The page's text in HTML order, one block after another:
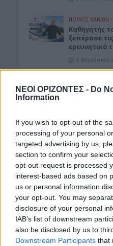
ΝΕΟΙ ΟΡΙΖΟΝΤΕΣ - Do
Information
If you wish to opt-out of the
processing of your personal
targeted advertising by us,
section to confirm your
opt-out request is processed
interest-based ads based on
us or personal information
your opt-out. You may
disclosure of your personal
IAB’s list of downstream
also be disclosed by us to
Downstream Participants that
ΝΟΜΌΣ ΧΑΝΊΩΝ •
Καθηγητής
ξεπέρασε
ερευνητικό
5 Αυγούστου
Κρήτη –
5 Αυγούστου
ΚΡΗΤΗ • ΝΕΟΙ
Κρήτη:
φαρμακεία
κολλύρια
5 Αυγούστου
Δημοφιλή αυτή